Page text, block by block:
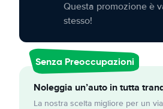
Questa promozione è
stesso!
Senza Preoccupazioni
Noleggia un’auto in tutta
La nostra scelta migliore per un